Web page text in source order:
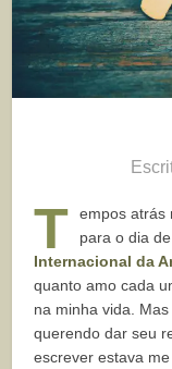
T
empos atrás
para o dia de
Internacional da
quanto amo cada
na minha vida.
querendo dar seu
escrever estava